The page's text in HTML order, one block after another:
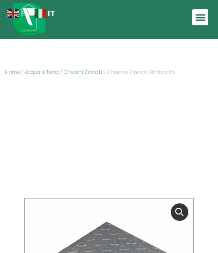
Home / Acqua e Terra / Chiusini Zincati / Chiusino Zincato Rinforzato
EN IT